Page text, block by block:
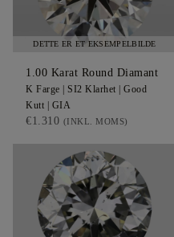
DETTE ER ET EKSEMPELBILDE
1.00 Karat Round Diamant
K Farge | SI2 Klarhet | Good
Kutt | GIA
€1.310 (INKL. MOMS)